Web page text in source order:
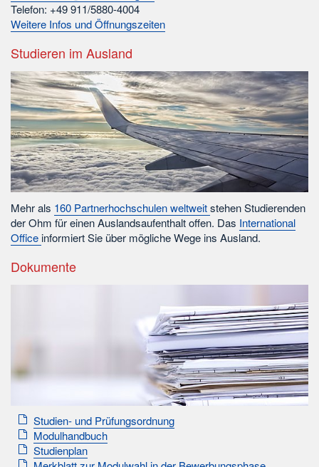
Telefon: +49 911/5880-4004
Weitere Infos und Öffnungszeiten
Studieren im Ausland
Mehr als 160 Partnerhochschulen weltweitstehen Studierenden
der Ohm für einen Auslandsaufenthalt offen. Das International
Officeinformiert Sie über mögliche Wege ins Ausland.
Dokumente
Studien- und Prüfungsordnung
Modulhandbuch
Studienplan